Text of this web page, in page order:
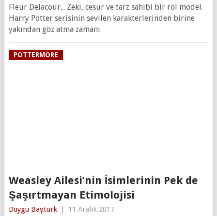
Fleur Delacour... Zeki, cesur ve tarz sahibi bir rol model.
Harry Potter serisinin sevilen karakterlerinden birine
yakından göz atma zamanı.
POTTERMORE
Weasley Ailesi’nin İsimlerinin Pek de
Şaşırtmayan Etimolojisi
Duygu Baştürk 11 Aralık 2017